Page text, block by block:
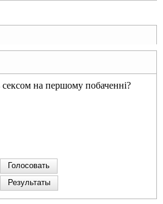
сексом на першому побаченні?